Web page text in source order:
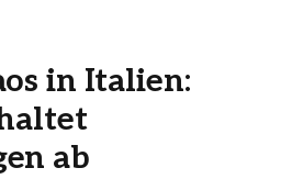
in Italien:
ab